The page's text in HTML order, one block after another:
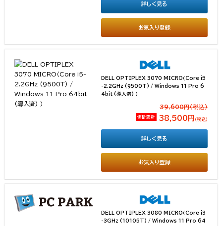
お気入り登録
詳しく見る
DELL OPTIPLEX 3070 MICRO（Core i5
-2.2GHz (9500T) / Windows 11 Pro 6
4bit (導入済) ）
39,600円(税込）
価格更新 38,500円 （税込）
お気入り登録
詳しく見る
DELL OPTIPLEX 3080 MICRO（Core i3
-3GHz (10105T) / Windows 11 Pro 64